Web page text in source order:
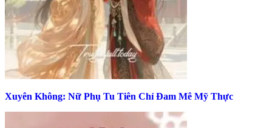
Xuyên Không: Nữ Phụ Tu Tiên Chỉ Đam Mê Mỹ Thực